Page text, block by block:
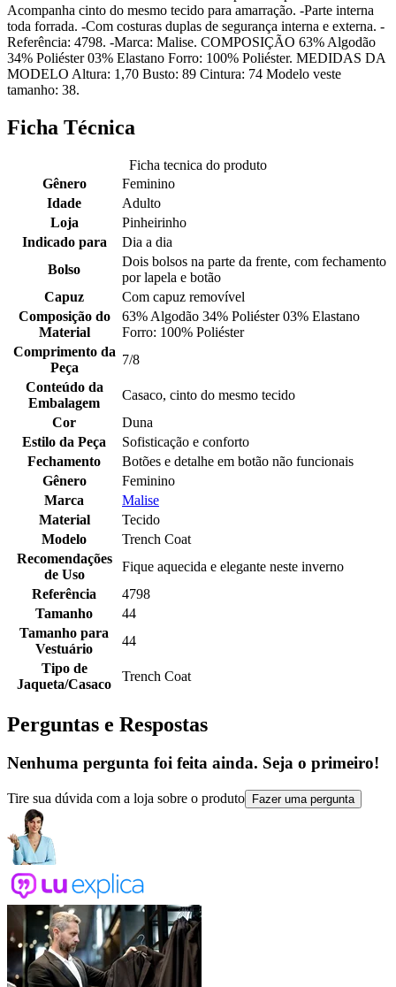
Acompanha cinto do mesmo tecido para amarração. -Parte interna
toda forrada. -Com costuras duplas de segurança interna e externa. -
Referência: 4798. -Marca: Malise. COMPOSIÇÃO 63% Algodão
34% Poliéster 03% Elastano Forro: 100% Poliéster. MEDIDAS DA
MODELO Altura: 1,70 Busto: 89 Cintura: 74 Modelo veste
tamanho: 38.
Ficha Técnica
Ficha tecnica do produto
Gênero
Feminino
Idade
Adulto
Loja
Pinheirinho
Indicado para
Dia a dia
Bolso
Dois bolsos na parte da frente, com fechamento
por lapela e botão
Capuz
Com capuz removível
Composição do
Material
63% Algodão 34% Poliéster 03% Elastano
Forro: 100% Poliéster
Comprimento da
Peça
7/8
Conteúdo da
Embalagem
Casaco, cinto do mesmo tecido
Cor
Duna
Estilo da Peça
Sofisticação e conforto
Fechamento
Botões e detalhe em botão não funcionais
Gênero
Feminino
Marca
Malise
Material
Tecido
Modelo
Trench Coat
Recomendações
de Uso
Fique aquecida e elegante neste inverno
Referência
4798
Tamanho
44
Tamanho para
Vestuário
44
Tipo de
Jaqueta/Casaco
Trench Coat
Perguntas e Respostas
Nenhuma pergunta foi feita ainda. Seja o primeiro!
Tire sua dúvida com a loja sobre o produto Fazer uma pergunta